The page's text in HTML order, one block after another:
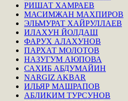
РИШАТ ХАМРАЕВ
МАСИМЖАН МАХПИРОВ
ЭЛЬМУРАТ ХАЙРУЛЛАЕВ
ИЛАХУН ЙОЛДАШ
ФАРУХ АЛАХУНОВ
ПАРХАТ МОЛОТОВ
НАЗУГУМ АЮПОВА
САХИБ АБДУМАЙИН
NARGIZ AKBAR
ИЛЬЯР МАШРАПОВ
АБЛИКИМ ТУРСУНОВ